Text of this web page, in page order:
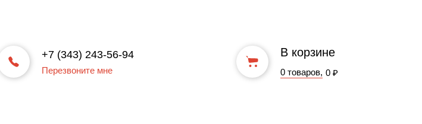
+7 (343) 243-56-94
Перезвоните мне
В корзине
0 товаров, 0 ₽